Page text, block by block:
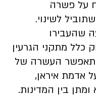
על פשרה
לשינוי.
שהעבירו
כלל מתקני הגרעין
העשרה של
לרמה נמוכה של 3% על אדמת איראן,
בין המדינות.